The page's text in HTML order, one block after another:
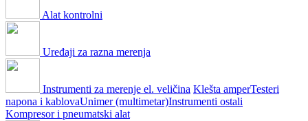
Alat kontrolni
Uređaji za razna merenja
Instrumenti za merenje el. veličina Klešta amperTesteri
napona i kablovaUnimer (multimetar)Instrumenti ostali
Kompresor i pneumatski alat